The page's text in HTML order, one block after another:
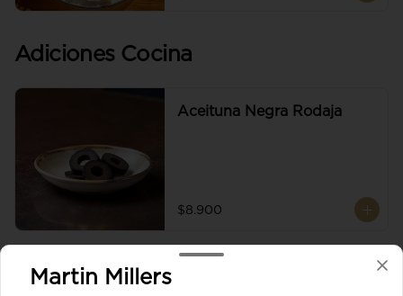
Adiciones Cocina
Aceituna Negra Rodaja
$8.900
Martin Millers